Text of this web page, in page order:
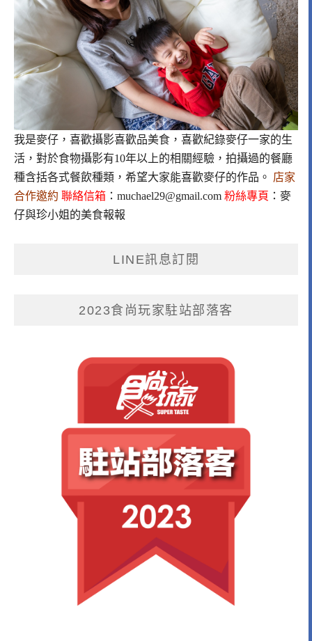
我是麥仔，喜歡攝影喜歡品美食，喜歡紀錄麥仔一家的生
活，對於食物攝影有10年以上的相關經驗，拍攝過的餐廳
種含括各式餐飲種類，希望大家能喜歡麥仔的作品。 店家
合作邀約 聯絡信箱 ： muchael29@gmail.com 粉絲專頁 ： 麥
仔與珍小姐的美食報報
LINE訊息訂閱
2023食尚玩家駐站部落客